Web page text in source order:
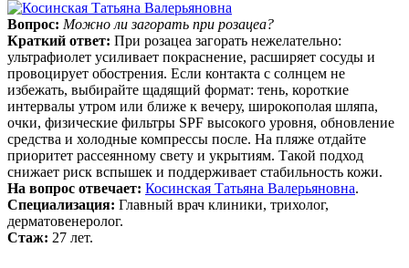
Вопрос: Можно ли загорать при розацеа?
Краткий ответ: При розацеа загорать нежелательно:
ультрафиолет усиливает покраснение, расширяет сосуды и
провоцирует обострения. Если контакта с солнцем не
избежать, выбирайте щадящий формат: тень, короткие
интервалы утром или ближе к вечеру, широкополая шляпа,
очки, физические фильтры SPF высокого уровня, обновление
средства и холодные компрессы после. На пляже отдайте
приоритет рассеянному свету и укрытиям. Такой подход
снижает риск вспышек и поддерживает стабильность кожи.
На вопрос отвечает: Косинская Татьяна Валерьяновна.
Специализация: Главный врач клиники, трихолог,
дерматовенеролог.
Стаж: 27 лет.